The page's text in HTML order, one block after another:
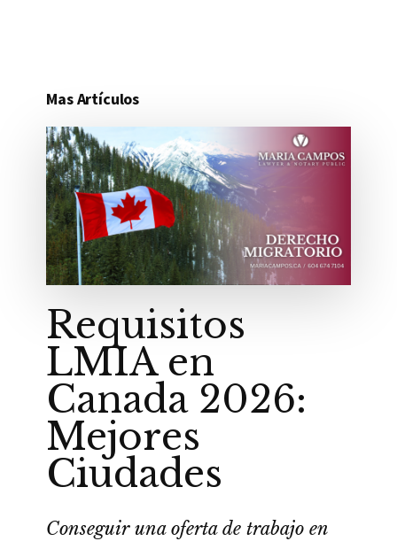
Mas Artículos
Requisitos
LMIA en
Canada 2026:
Mejores
Ciudades
Conseguir una oferta de trabajo en